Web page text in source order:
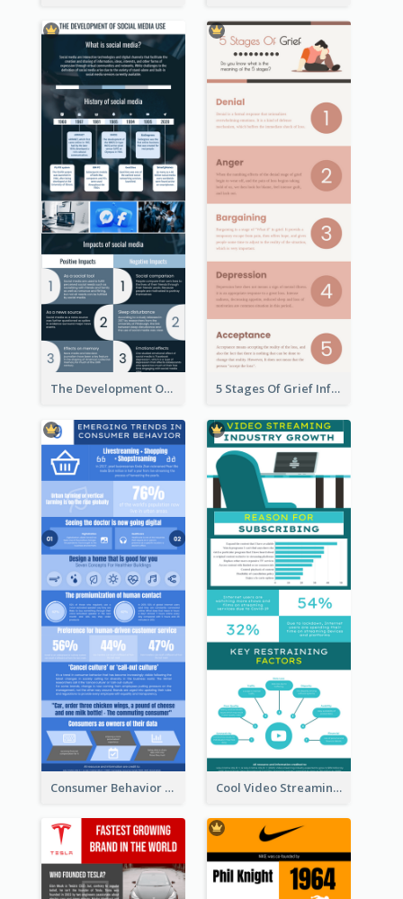
The Development Of Social Media Use Infographic 5 Stages Of Grief Infographic (With Explanation))
Consumer Behavior Analysis Infographic Design Cool Video Streaming Trend Infographic Design Idea